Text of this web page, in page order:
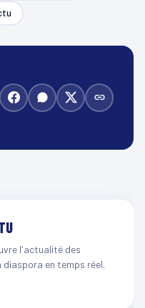
l'actualité des
diaspora en temps réel.